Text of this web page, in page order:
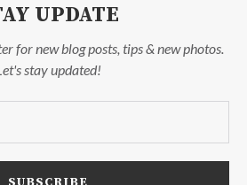
UPDATE
for new blog posts, tips & new photos.
stay updated!